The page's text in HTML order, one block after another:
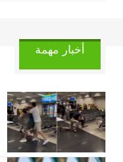
أخبار مهمة